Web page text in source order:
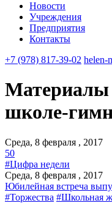
Новости
Учреждения
Предприятия
Контакты
+7 (978) 817-39-02 helen-
Материалы
школе-
Среда, 8 февраля , 2017
50
#Цифра недели
Среда, 8 февраля , 2017
Юбилейная встреча
#Торжества #Школьная